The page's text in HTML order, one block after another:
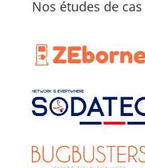
Nos études de cas